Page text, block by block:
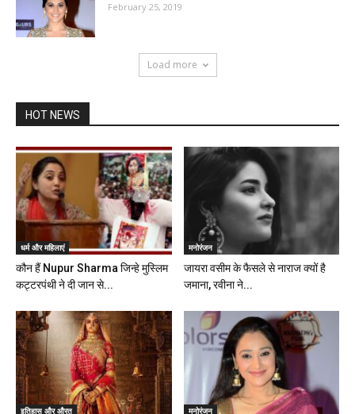
February 25, 2019
Load more
HOT NEWS
धर्म और महिलाएं
कौन हैं Nupur Sharma जिन्हे मुस्लिम
कट्टरपंथी ने दी जान से...
मनोरंजन
जायरा वसीम के फैसले से नाराज क्यों है
जमाना, रवीना ने...
इतिहास और औरत मनोरंजन